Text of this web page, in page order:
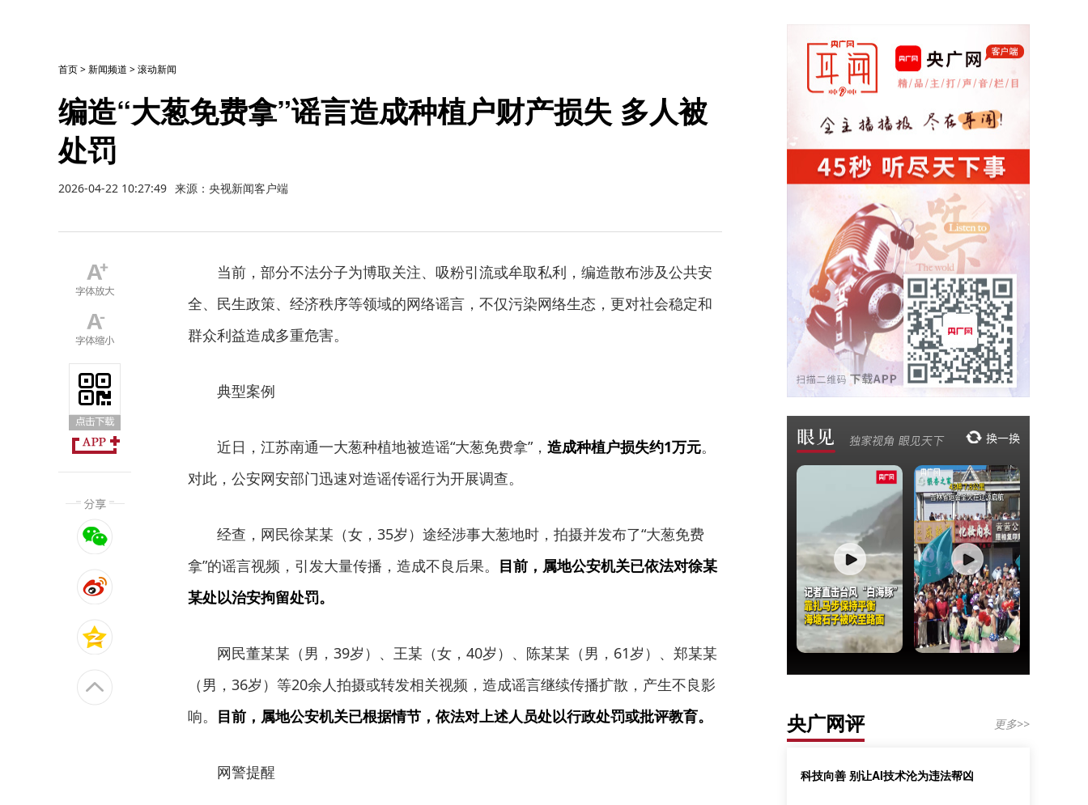
首页>新闻频道 >滚动新闻
编造“大葱免费拿”谣言造成种植户财产损失 多人被
处罚
2026-04-22 10:27:49 来源：央视新闻客户端
当前，部分不法分子为博取关注、吸粉引流或牟取私利，编造散布涉及公共安
全、民生政策、经济秩序等领域的网络谣言，不仅污染网络生态，更对社会稳定和
群众利益造成多重危害。
典型案例
近日，江苏南通一大葱种植地被造谣“大葱免费拿”， 造成种植户损失约1万元。
对此，公安网安部门迅速对造谣传谣行为开展调查。
经查，网民徐某某（女，35岁）途经涉事大葱地时，拍摄并发布了“大葱免费
拿”的谣言视频，引发大量传播，造成不良后果。 目前，属地公安机关已依法对徐某
某处以治安拘留处罚。
网民董某某（男，39岁）、王某（女，40岁）、陈某某（男，61岁）、郑某某
（男，36岁）等20余人拍摄或转发相关视频，造成谣言继续传播扩散，产生不良影
响。 目前，属地公安机关已根据情节，依法对上述人员处以行政处罚或批评教育。
网警提醒
央广网评 更多>>
科技向善 别让AI技术沦为违法帮凶